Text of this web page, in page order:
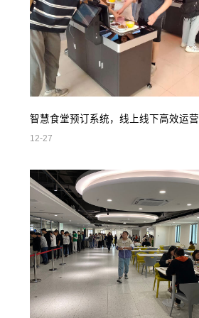
智慧食堂预订系统，线上线下高效运营
12-27